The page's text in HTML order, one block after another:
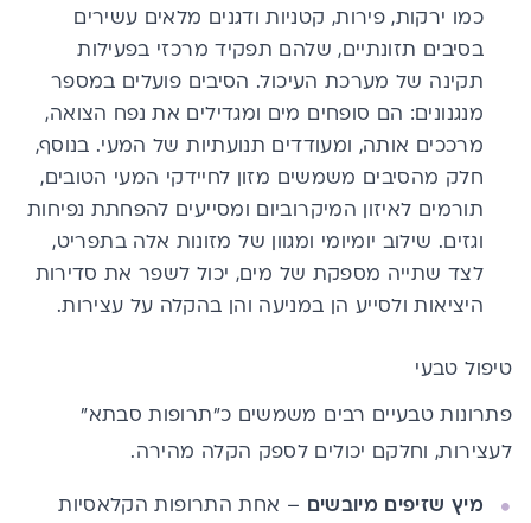
כמו ירקות, פירות, קטניות ודגנים מלאים עשירים
בסיבים תזונתיים, שלהם תפקיד מרכזי בפעילות
תקינה של מערכת העיכול. הסיבים פועלים במספר
מנגנונים: הם סופחים מים ומגדילים את נפח הצואה,
מרככים אותה, ומעודדים תנועתיות של המעי. בנוסף,
חלק מהסיבים משמשים מזון לחיידקי המעי הטובים,
תורמים לאיזון המיקרוביום ומסייעים להפחתת נפיחות
וגזים. שילוב יומיומי ומגוון של מזונות אלה בתפריט,
לצד שתייה מספקת של מים, יכול לשפר את סדירות
היציאות ולסייע הן במניעה והן בהקלה על עצירות.
טיפול טבעי
פתרונות טבעיים רבים משמשים כ"תרופות סבתא"
לעצירות, וחלקם יכולים לספק הקלה מהירה.
מיץ שזיפים מיובשים – אחת התרופות הקלאסיות